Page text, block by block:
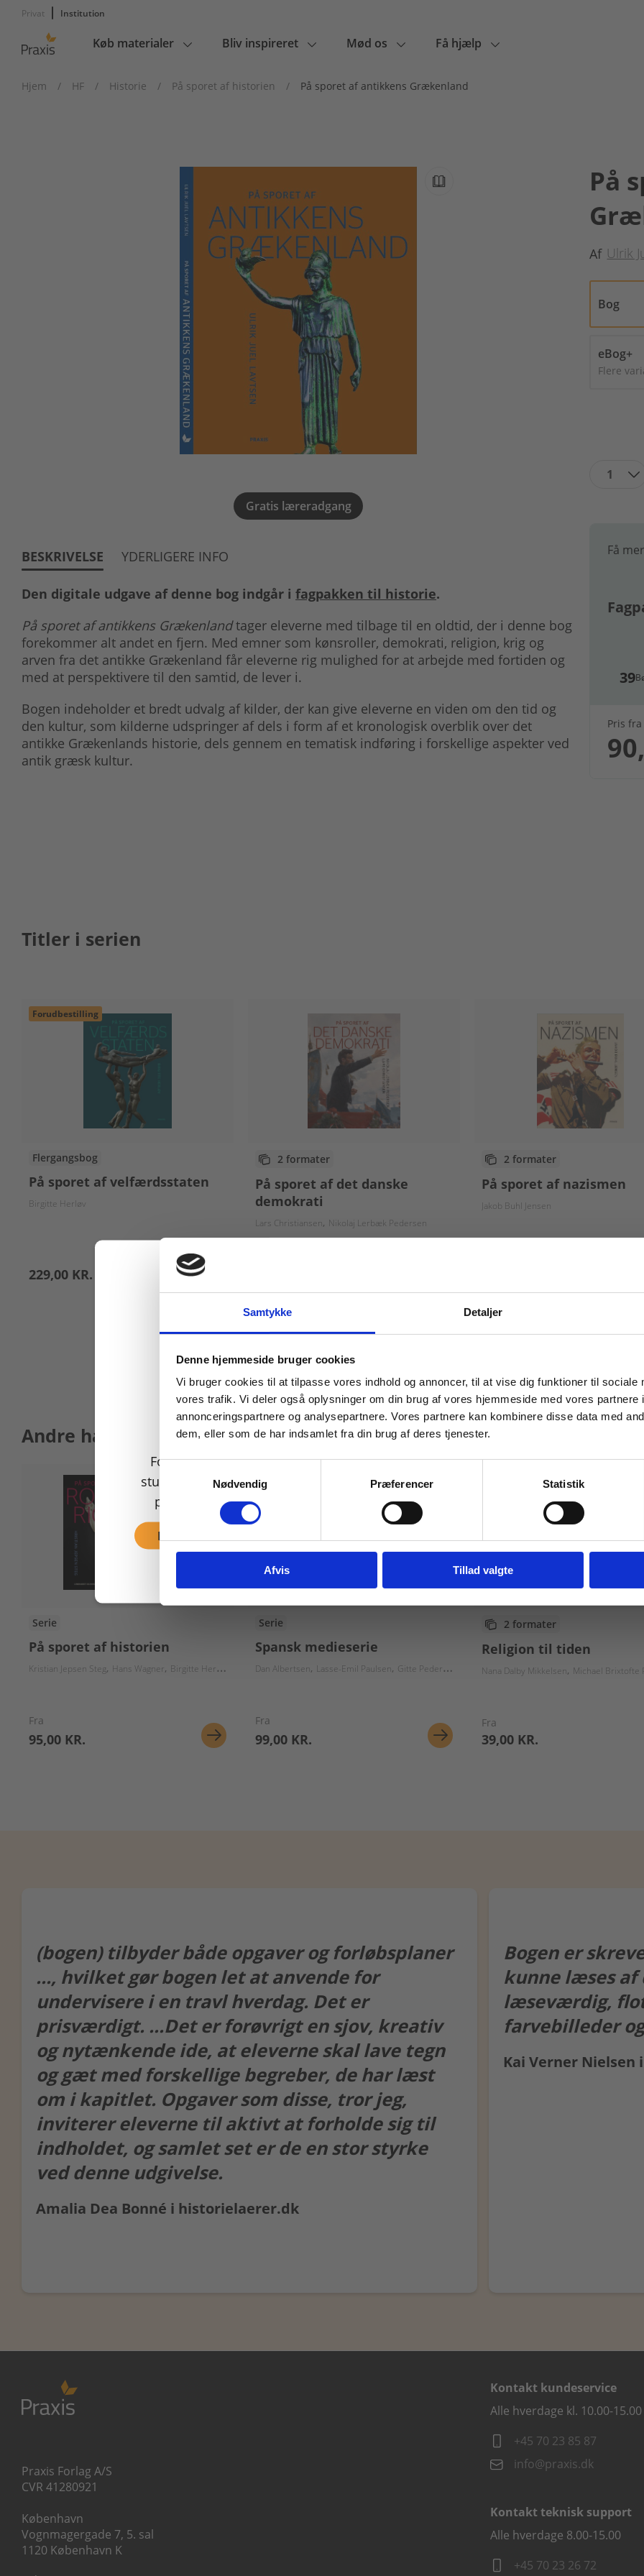
Samtykke Detaljer
Denne hjemmeside bruger cookies
Vi bruger cookies til at tilpasse vores indhold og annoncer, til at vise dig funktioner til sociale
vores trafik. Vi deler også oplysninger om din brug af vores hjemmeside med vores partnere
annonceringspartnere og analysepartnere. Vores partnere kan kombinere disse data med
dem, eller som de har indsamlet fra din brug af deres tjenester.
Samtykkevalg
Nødvendig
Præferencer Statistik
Afvis Tillad valgte
Privat Institution
Main
Køb materialer Bliv inspireret Mød os Få hjælp
Hjem / HF / Historie / På sporet af historien / På sporet af antikkens Grækenland
Gratis læreradgang
På
Af Ulrik
Bog
eBog+
Flere
1
Få
39
Pris fra
BESKRIVELSE YDERLIGERE INFO
Den digitale udgave af denne bog indgår i fagpakken til historie.
På sporet af antikkens Grækenlandtager eleverne med tilbage til en oldtid, der i denne bog
forekommer alt andet en fjern. Med emner som kønsroller, demokrati, religion, krig og
arven fra det antikke Grækenland får eleverne rig mulighed for at arbejde med fortiden og
med at perspektivere til den samtid, de lever i.
Bogen indeholder et bredt udvalg af kilder, der kan give eleverne en viden om den tid og
den kultur, som kilderne udspringer af dels i form af et kronologisk overblik over det
antikke Grækenlands historie, dels gennem en tematisk indføring i forskellige aspekter ved
antik græsk kultur.
Titler i serien
Flergangsbog
På sporet af velfærdsstaten
Birgitte Herløv
229,00 KR.
Forudbestilling
2 formater
På sporet af det danske
demokrati
Lars Christiansen Nikolaj Lerbæk Pedersen
2 formater
På sporet af nazismen
Jakob Buhl Jensen
Andre har også købt
Serie
På sporet af historien
Kristian Jepsen Steg Hans Wagner Birgitte Herløv Lars Christiansen Nikolaj Lerbæk Pedersen Jakob Buhl Jensen Thomas Heebøll-Holm Mathias Strand
Fra
95,00 KR.
Serie
Spansk medieserie
Dan Albertsen Lasse-Emil Paulsen Gitte Pedersen
Fra
99,00 KR.
2 formater
Religion til tiden
Nana Dalby Mikkelsen Michael Brixtofte
Fra
39,00 KR.
(bogen) tilbyder både opgaver og forløbsplaner
..., hvilket gør bogen let at anvende for
undervisere i en travl hverdag. Det er
prisværdigt. ...Det er forøvrigt en sjov, kreativ
og nytænkende ide, at eleverne skal lave tegn
og gæt med forskellige begreber, de har læst
om i kapitlet. Opgaver som disse, tror jeg,
inviterer eleverne til aktivt at forholde sig til
indholdet, og samlet set er de en stor styrke
ved denne udgivelse.
Amalia Dea Bonné i historielaerer.dk
Bogen er
kunne læses af
læseværdig,
farvebilleder
Kai Verner Nielsen
Praxis Forlag A/S
CVR 41280921
København
Vognmagergade 7, 5. sal
1120 København K
Kontakt kundeservice
Alle hverdage kl. 10.00-15.00
+45 70 23 85 87
info@praxis.dk
Kontakt teknisk support
Alle hverdage 8.00-15.00
+45 70 23 26 72
Køb læremidler og find masterclasses mm.
For privatkunder og
studerende. Du får vist
priser inkl. moms.
Fortsæt som privat
For institutioner og
virksomheder. Du får
vist priser ekskl. moms.
Tilgå